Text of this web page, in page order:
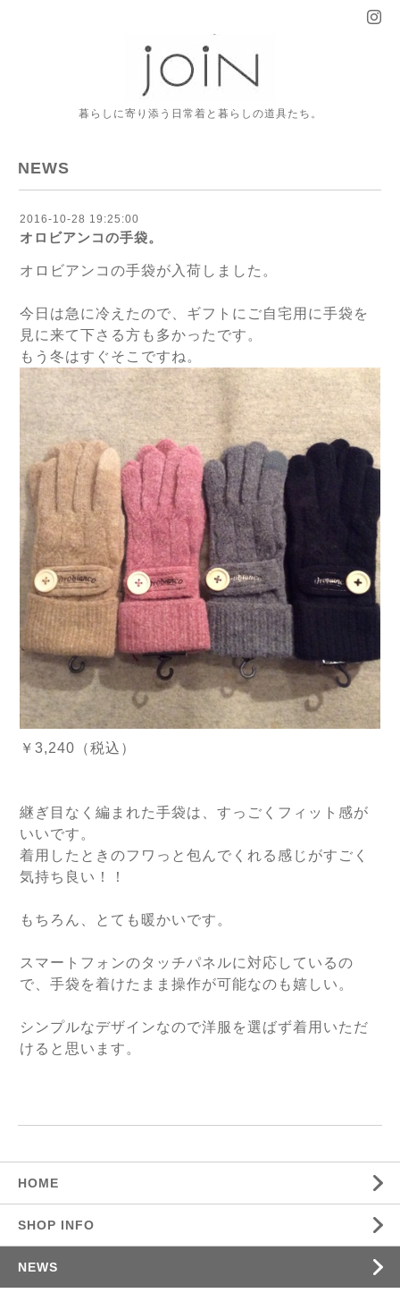
暮らしに寄り添う日常着と暮らしの道具たち。
NEWS
2016-10-28 19:25:00
オロビアンコの手袋。
オロビアンコの手袋が入荷しました。
今日は急に冷えたので、ギフトにご自宅用に手袋を
見に来て下さる方も多かったです。
もう冬はすぐそこですね。
￥3,240（税込）
継ぎ目なく編まれた手袋は、すっごくフィット感が
いいです。
着用したときのフワっと包んでくれる感じがすごく
気持ち良い！！
もちろん、とても暖かいです。
スマートフォンのタッチパネルに対応しているの
で、手袋を着けたまま操作が可能なのも嬉しい。
シンプルなデザインなので洋服を選ばず着用いただ
けると思います。
HOME
SHOP INFO
NEWS